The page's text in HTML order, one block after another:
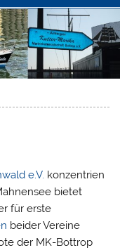
e.V. konzentrien
bietet
für erste
beider Vereine
der MK-Bottrop